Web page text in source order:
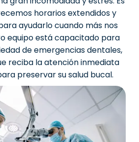
horarios extendidos y
ayudarlo cuando más nos
equipo está capacitado para
de emergencias dentales,
reciba la atención inmediata
preservar su salud bucal.